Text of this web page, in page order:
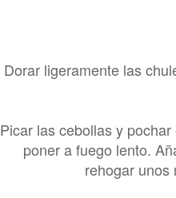
Dorar ligeramente las
Picar las cebollas y
poner a fuego lento.
rehogar unos